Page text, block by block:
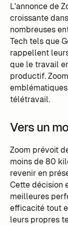
L'annonce de
croissante
nombreuses
Tech tels que
rappellent
que le travail
productif.
télétravail.
Vers un
Zoom prévoit
moins de 80
revenir en
Cette décision
meilleures
efficacité tout
leurs propres